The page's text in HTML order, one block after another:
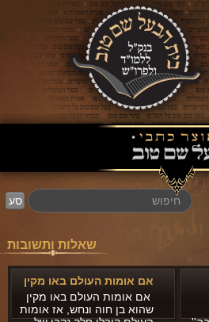
מריב"ש
אגרת הגאולה
סע
שאלות ותשובות
אם אומות העולם באו מקין
אם אומות העולם באו מקין
שהוא בן חוה ונחש, אז אומות